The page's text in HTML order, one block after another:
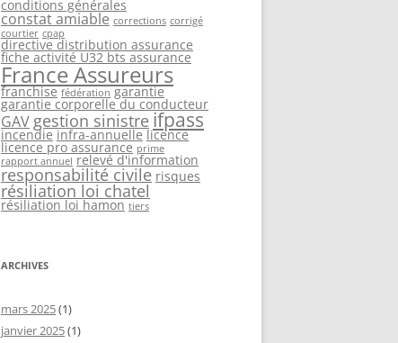
conditions générales
constat amiable corrections corrigé
courtier cpap
directive distribution assurance
fiche activité U32 bts assurance
France Assureurs
franchise fédération garantie
garantie corporelle du conducteur
GAV gestion sinistre ifpass
incendie infra-annuelle licence
licence pro assurance prime
rapport annuel relevé d'information
responsabilité civile risques
résiliation loi chatel
résiliation loi hamon tiers
ARCHIVES
mars 2025(1)
janvier 2025(1)